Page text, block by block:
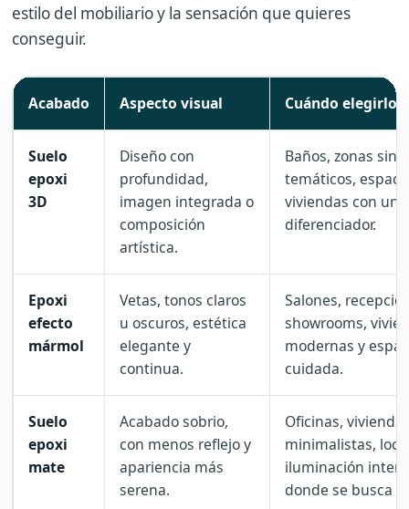
estilo del mobiliario y la sensación que quieres
conseguir.
Acabado Aspecto visual Cuándo elegirlo
Suelo
epoxi
3D
Diseño con
profundidad,
imagen integrada o
composición
artística.
Baños, zonas
temáticos,
viviendas con un
diferenciador.
Epoxi
efecto
mármol
Vetas, tonos claros
u oscuros, estética
elegante y
continua.
Salones,
showrooms,
modernas y
cuidada.
Suelo
epoxi
mate
Acabado sobrio,
con menos reflejo y
apariencia más
serena.
Oficinas,
minimalistas,
iluminación
donde se busca